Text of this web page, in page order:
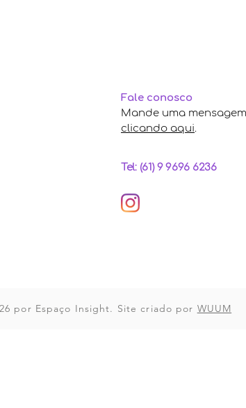
Fale conosco
Mande uma
clicando aqui.
Tel: (61) 9 9696 6236
por Espaço Insight. Site criado por WUUM